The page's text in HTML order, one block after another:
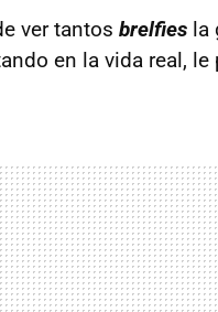
ver tantos brelfies la
en la vida real,